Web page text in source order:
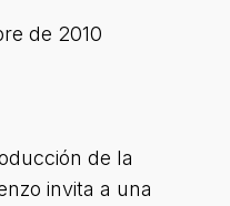
de 2010
de la
invita a una